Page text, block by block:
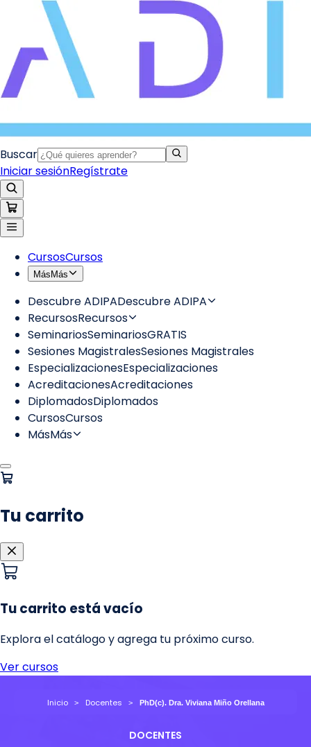
Inicio Docentes PhD(c). Dra. Viviana Miño Orellana
DOCENTES